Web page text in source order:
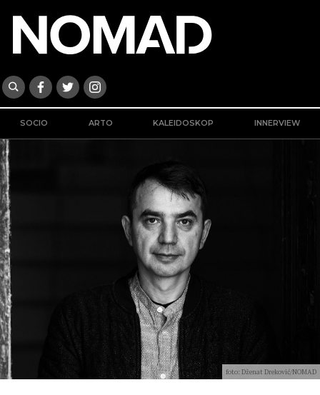
SOCIO ARTO KALEIDOSKOP INNERVIEW
foto: Dženat Dreković/NOMAD